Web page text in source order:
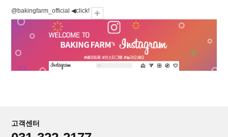
@bakingfarm_official ◀click!
고객센터